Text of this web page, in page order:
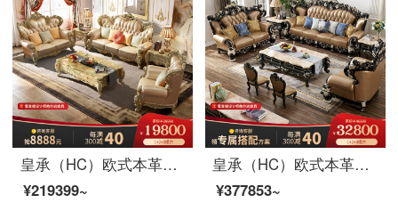
皇承（HC）欧式本革ソファ別荘シャンパン金客間家具両面彫刻実木セット866欧風豪華・シャンパン金本革ソファ【123セット】
¥219399~
皇承（HC）欧式本革ソファ大型別荘家具軽奢実木彫刻ソファセット626巴頓軽贅沢ソファー【124セット】
¥377853~